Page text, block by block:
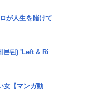
が人生を賭けて
븐틴) 'Left & Ri
女【マンガ動